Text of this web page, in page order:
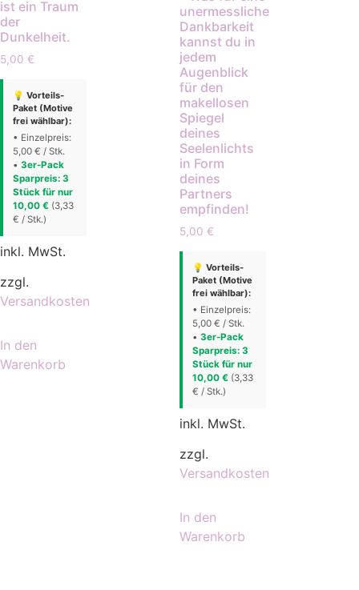
ist ein Traum
der
Dunkelheit.
5,00 €
💡 Vorteils-
Paket (Motive
frei wählbar):
• Einzelpreis:
5,00 € / Stk.
• 3er-Pack
Sparpreis: 3
Stück für nur
10,00 € (3,33
€ / Stk.)
inkl. MwSt.
zzgl.
Versandkosten
In den
Warenkorb
unermessliche
Dankbarkeit
kannst du in
jedem
Augenblick
für den
makellosen
Spiegel
deines
Seelenlichts
in Form
deines
Partners
empfinden!
5,00 €
💡 Vorteils-
Paket (Motive
frei wählbar):
• Einzelpreis:
5,00 € / Stk.
• 3er-Pack
Sparpreis: 3
Stück für nur
10,00 € (3,33
€ / Stk.)
inkl. MwSt.
zzgl.
Versandkosten
In den
Warenkorb